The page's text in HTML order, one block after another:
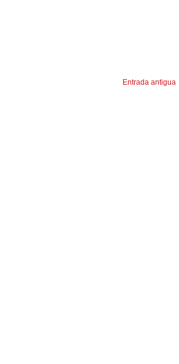
Entrada antigua